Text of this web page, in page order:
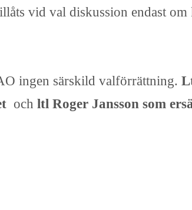
vid val diskussion endast om
ingen särskild valförrättning.
och ltl Roger Jansson som